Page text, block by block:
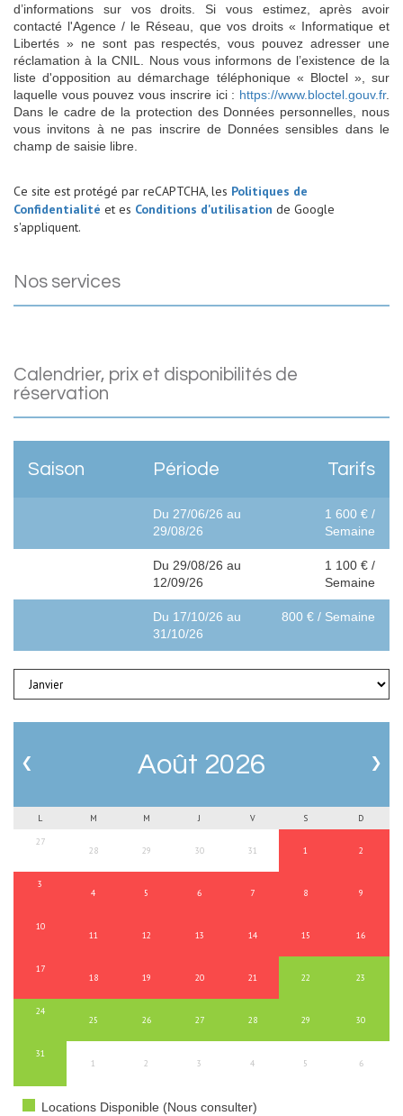
d’informations sur vos droits. Si vous estimez, après avoir
contacté l'Agence / le Réseau, que vos droits « Informatique et
Libertés » ne sont pas respectés, vous pouvez adresser une
réclamation à la CNIL. Nous vous informons de l’existence de la
liste d'opposition au démarchage téléphonique « Bloctel », sur
laquelle vous pouvez vous inscrire ici : https://www.bloctel.gouv.fr.
Dans le cadre de la protection des Données personnelles, nous
vous invitons à ne pas inscrire de Données sensibles dans le
champ de saisie libre.
Ce site est protégé par reCAPTCHA, les Politiques de
Confidentialité et es Conditions d'utilisation de Google
s'appliquent.
nos services
calendrier, prix et disponibilités de
réservation
Saison Période Tarifs
Du 27/06/26 au
29/08/26
1 600 € /
Semaine
Du 29/08/26 au
12/09/26
1 100 € /
Semaine
Du 17/10/26 au
31/10/26
800 € / Semaine
‹ Août 2026 ›
L M M J V S
D
27
28 29 30 31 1 2
3
4 5 6 7 8 9
10
11 12 13 14 15 16
17
18 19 20 21 22 23
24
25 26 27 28 29 30
31
1
2 3 4 5 6
Locations Disponible (Nous consulter)